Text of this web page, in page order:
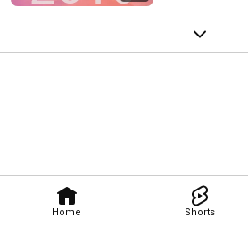
Home Shorts